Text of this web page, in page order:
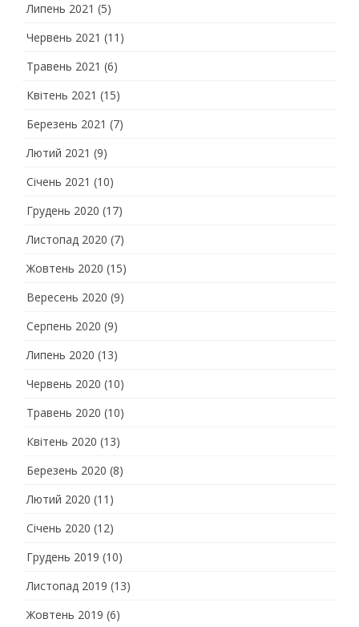
Липень 2021 (5)
Червень 2021 (11)
Травень 2021 (6)
Квітень 2021 (15)
Березень 2021 (7)
Лютий 2021 (9)
Січень 2021 (10)
Грудень 2020 (17)
Листопад 2020 (7)
Жовтень 2020 (15)
Вересень 2020 (9)
Серпень 2020 (9)
Липень 2020 (13)
Червень 2020 (10)
Травень 2020 (10)
Квітень 2020 (13)
Березень 2020 (8)
Лютий 2020 (11)
Січень 2020 (12)
Грудень 2019 (10)
Листопад 2019 (13)
Жовтень 2019 (6)